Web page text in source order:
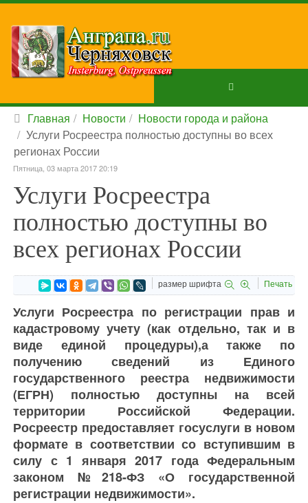
Главная Новости
Новости города и района
Услуги Росреестра полностью доступны во всех
регионах России
Пятница, 03 марта 2017 20:19
Услуги Росреестра
полностью доступны во
всех регионах России
размер шрифта Печать
Услуги Росреестра по регистрации прав и
кадастровому учету (как отдельно, так и в
виде единой процедуры),а также по
получению сведений из Единого
государственного реестра недвижимости
(ЕГРН) полностью доступны на всей
территории Российской Федерации.
Росреестр предоставляет госуслуги в новом
формате в соответствии со вступившим в
силу с 1 января 2017 года Федеральным
законом №218-ФЗ «О государственной
регистрации недвижимости».